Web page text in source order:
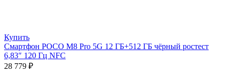
Купить
Смартфон POCO M8 Pro 5G 12 ГБ+512 ГБ чёрный ростест
6,83″ 120 Гц NFC
28 779 ₽